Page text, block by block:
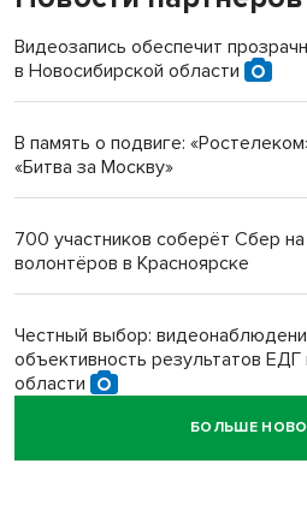
терроризируют жителей
Инвалид получил условный срок
Новосибирский преподаватель
Обновлённое отделение ВТБ
Видеозапись обеспечит
в Новосибирской области
В память о подвиге:
«Битва за Москву»
700 участников соберёт Сбер
волонтёров в Красноярске
Честный выбор:
объективность результатов
области
Кибертанки пошли в бой:
БОЛЬШЕ